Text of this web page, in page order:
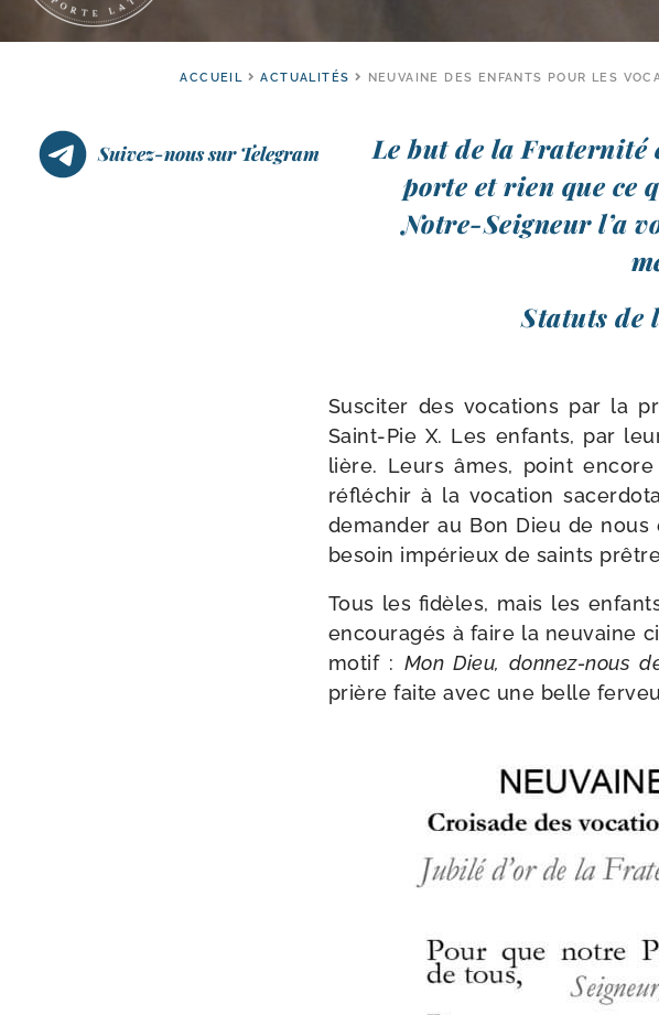
ACCUEIL ACTUALITÉS NEUVAINE DES ENFANTS POUR LES
Suivez-nous sur Telegram
Le but de la Fraternité
porte et rien que ce
Notre-​Seigneur l’a
Statuts de
Susciter des voca­tions par la
Saint-​Pie X. Les enfants, par
lière. Leurs âmes, point
réflé­chir à la voca­tion
deman­der au Bon Dieu de
besoin impé­rieux de saints
Tous les fidèles, mais les
encou­ra­gés à faire la neu­vaine
motif : Mon Dieu, donnez-​nous
prière faite avec une belle